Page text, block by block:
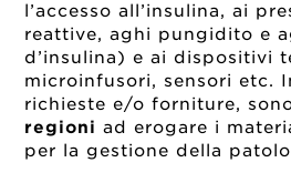
l’accesso all’insulina, ai
reattive, aghi pungidito e
d’insulina) e ai dispositivi
microinfusori, sensori etc.
richieste e/o forniture,
regioni ad erogare i
per la gestione della